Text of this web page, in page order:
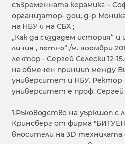
съвременната керамика –
организатор- доц. д-р
на НБУ и на СБХ ;
„Как да създадем история“ и
линия , петно“ /м. ноември
лектор - Сергей Селески 12-
на обменен принцип между
университет и НБУ. Ректор
университет е проф.
1.Ръководство на уъркшоп с
Кринсберг от фирма
вносители на 3D техниката